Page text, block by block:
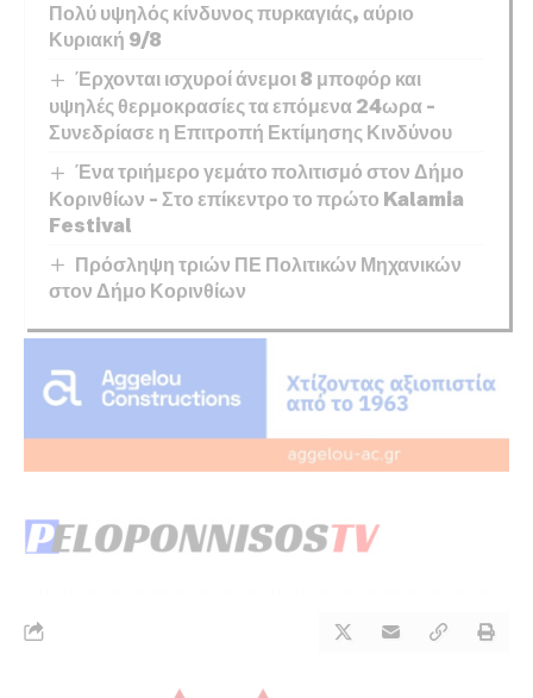
Πολύ υψηλός κίνδυνος πυρκαγιάς, αύριο
Κυριακή 9/8
Έρχονται ισχυροί άνεμοι 8 μποφόρ και
υψηλές θερμοκρασίες τα επόμενα 24ωρα –
Συνεδρίασε η Επιτροπή Εκτίμησης Κινδύνου
Ένα τριήμερο γεμάτο πολιτισμό στον Δήμο
Κορινθίων – Στο επίκεντρο το πρώτο Kalamia
Festival
Πρόσληψη τριών ΠΕ Πολιτικών Μηχανικών
στον Δήμο Κορινθίων